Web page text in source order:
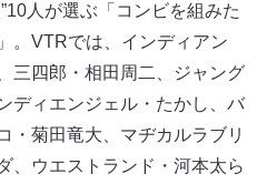
人が選ぶ「コンビを組みた
。VTRでは、インディアン
三四郎・相田周二、ジャング
ディエンジェル・たかし、バ
・菊田竜大、マヂカルラブリ
、ウエストランド・河本太ら